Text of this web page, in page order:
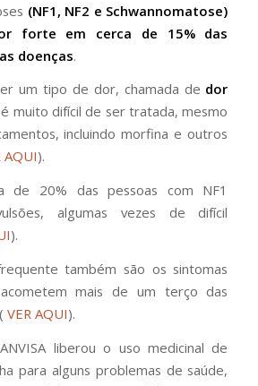
(NF1, NF2 e Schwannomatose)
forte em cerca de 15% das
doenças.
um tipo de dor, chamada de dor
muito difícil de ser tratada, mesmo
incluindo morfina e outros
AQUI).
de 20% das pessoas com NF1
algumas vezes de difícil
).
também são os sintomas
mais de um terço das
VER AQUI).
liberou o uso medicinal de
para alguns problemas de saúde,